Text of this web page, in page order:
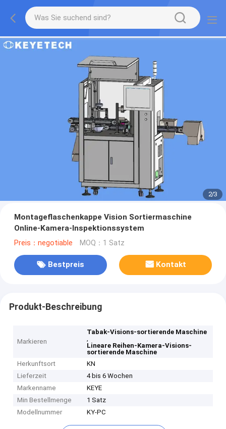
2/3
Montageflaschenkappe Vision Sortiermaschine
Online-Kamera-Inspektionssystem
Preis：negotiable MOQ：1 Satz
Bestpreis Kontakt
Produkt-Beschreibung
Markieren
Tabak-Visions-sortierende Maschine
,
Lineare Reihen-Kamera-Visions-
sortierende Maschine
Herkunftsort
KN
Lieferzeit
4 bis 6 Wochen
Markenname
KEYE
Min Bestellmenge
1 Satz
Modellnummer
KY-PC